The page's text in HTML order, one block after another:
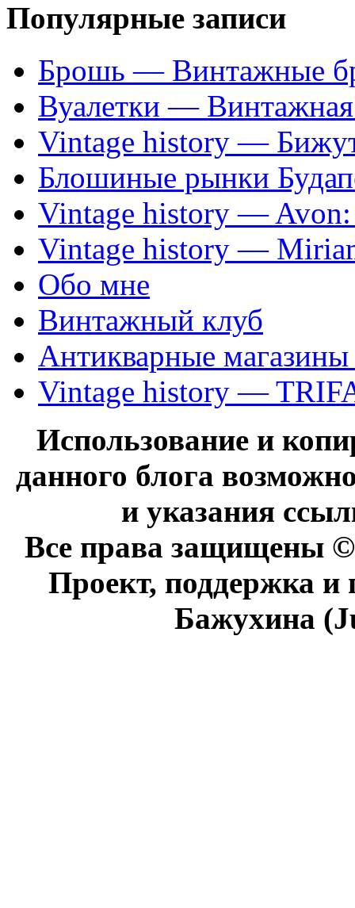
Популярные записи
Брошь — Винтажные
Вуалетки — Винтажная
Vintage history —
Блошиные рынки
Vintage history —
Vintage history —
Обо мне
Винтажный клуб
Антикварные
Vintage history —
Использование и
данного блога
и указания
Все права защищены
Проект, поддержка
Бажухина